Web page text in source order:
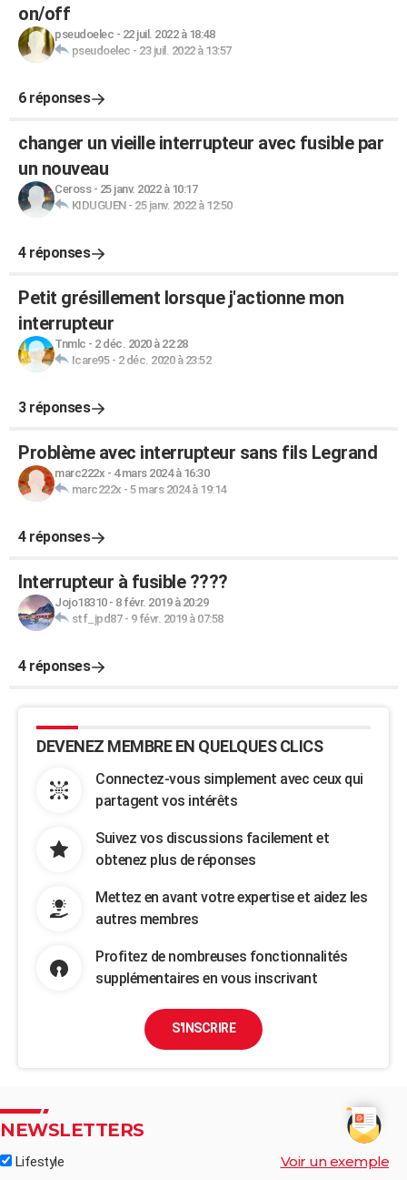
on/off
pseudoelec - 22 juil. 2022 à 18:48
pseudoelec - 23 juil. 2022 à 13:57
6 réponses
changer un vieille interrupteur avec fusible par
un nouveau
Ceross- 25 janv. 2022 à 10:17
KIDUGUEN- 25 janv. 2022 à 12:50
4 réponses
Petit grésillement lorsque j'actionne mon
interrupteur
Tnmlc - 2 déc. 2020 à 22:28
Icare95- 2 déc. 2020 à 23:52
3 réponses
Problème avec interrupteur sans fils Legrand
marc222x - 4 mars 2024 à 16:30
marc222x - 5 mars 2024 à 19:14
4 réponses
Interrupteur à fusible ????
Jojo18310- 8 févr. 2019 à 20:29
stf_jpd87- 9 févr. 2019 à 07:58
4 réponses
DEVENEZ MEMBRE EN QUELQUES CLICS
Connectez-vous simplement avec ceux qui
partagent vos intérêts
Suivez vos discussions facilement et
obtenez plus de réponses
Mettez en avant votre expertise et aidez les
autres membres
Profitez de nombreuses fonctionnalités
supplémentaires en vous inscrivant
S'INSCRIRE
NEWSLETTERS
Lifestyle Voir un exemple